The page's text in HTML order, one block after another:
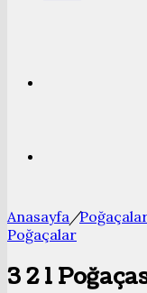
yap
Anasayfa/
Poğaçalar
3 2 1